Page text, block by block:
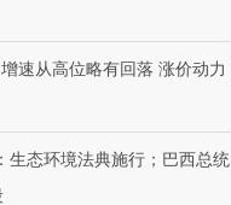
速从高位略有回落 涨价动力
生态环境法典施行；巴西总统